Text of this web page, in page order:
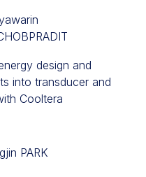
design and
into transducer and
Cooltera
PARK